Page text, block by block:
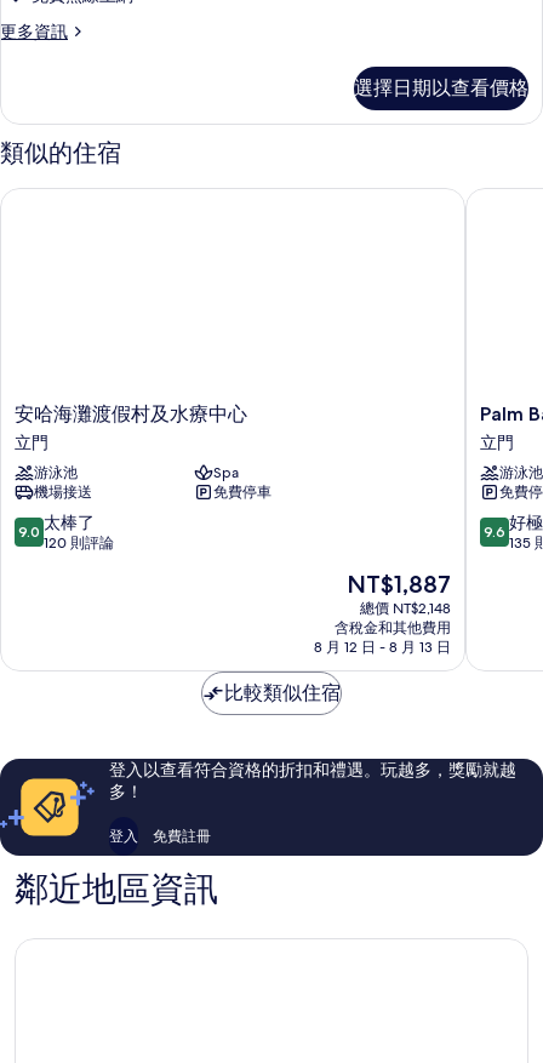
城
市
觀
的
所
有
更多資訊
更
客
房,
城
景
選擇日期以查看價格
類似的住宿
安
哈
海
灘
渡
假
村
立
安哈海灘渡假村及水療中心
立門
游泳池
Spa
機場接送
免費停車
9.0
分，
棒
評
論
9.0 太棒了
120 則評論
現
在
價
格
為
NT$1,887
總價 NT$2,148
含稅金和其他費用
8 月 12 日 - 8 月 13 日
安哈海灘渡假村及水療中心
Palm
Bay
Resort
Phu
Quoc
立
門
Palm
立門
游泳池
免費
9.6
分，
極
評
論
9.6 好
135
Palm
比較類似住宿
登入以查看符合資格的折扣和禮遇。玩越多，獎勵就越
多！
登入 免費註冊
鄰近地區資訊